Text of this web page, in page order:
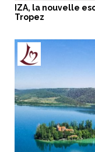
IZA, la nouvelle
Tropez